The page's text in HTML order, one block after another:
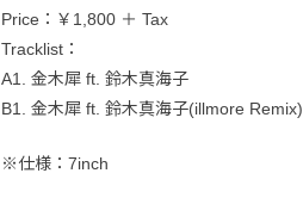
Price：￥1,800 ＋ Tax
Tracklist：
A1. 金木犀 ft. 鈴木真海子
B1. 金木犀 ft. 鈴木真海子(illmore Remix)
※仕様：7inch